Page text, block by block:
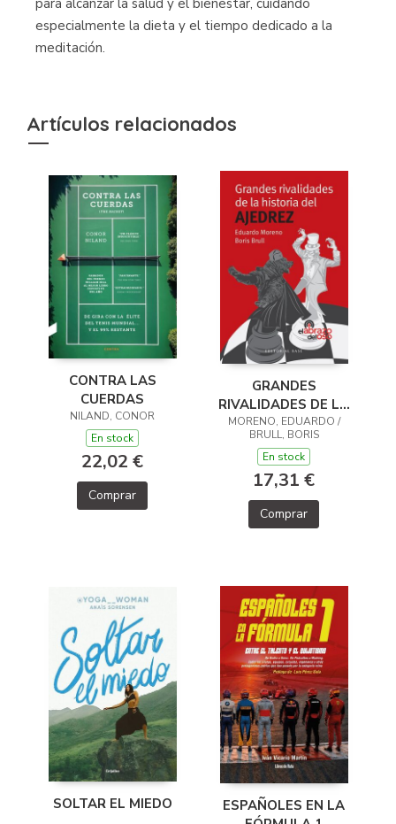
para alcanzar la salud y el bienestar, cuidando
especialmente la dieta y el tiempo dedicado a la
meditación.
Artículos relacionados
CONTRA LAS
CUERDAS
NILAND, CONOR
En stock
22,02 €
Comprar
GRANDES
RIVALIDADES DE LA
HISTORIA DEL
AJEDREZ
MORENO, EDUARDO /
BRULL, BORIS
En stock
17,31 €
Comprar
SOLTAR EL MIEDO
ESPAÑOLES EN LA